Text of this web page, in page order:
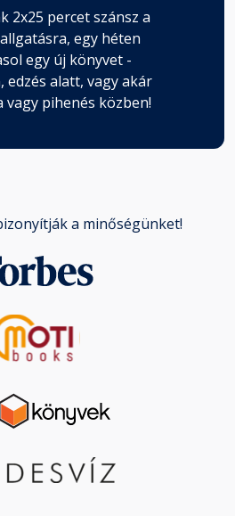
2x25 percet szánsz a
egy héten
egy új könyvet -
edzés alatt, vagy akár
vagy pihenés közben!
a minőségünket!